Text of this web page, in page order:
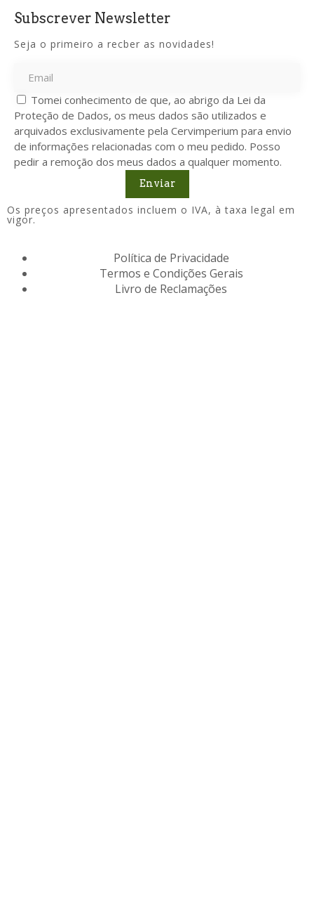
Subscrever Newsletter
Seja o primeiro a recber as novidades!
Tomei conhecimento de que, ao abrigo da Lei da
Proteção de Dados, os meus dados são utilizados e
arquivados exclusivamente pela Cervimperium para envio
de informações relacionadas com o meu pedido. Posso
pedir a remoção dos meus dados a qualquer momento.
Enviar
Os preços apresentados incluem o IVA, à taxa legal em
vigor.
Política de Privacidade
Termos e Condições Gerais
Livro de Reclamações